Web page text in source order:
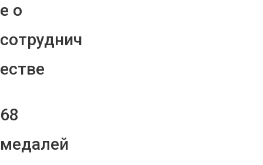
е о
сотруднич
естве
68
медалей